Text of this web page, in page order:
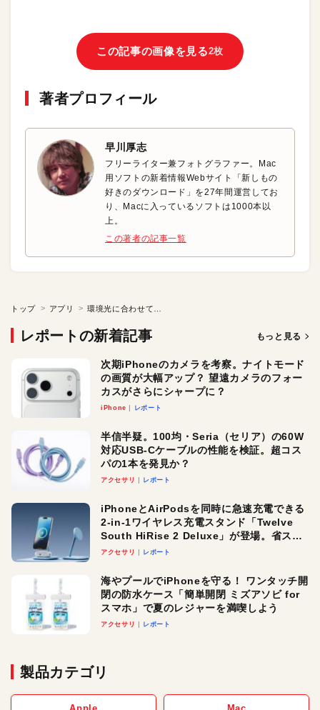
この記事の画像を見る2枚
著者プロフィール
早川厚志
フリーライター兼フォトグラファー。Mac
用ソフトの新着情報Webサイト「新しもの
好きのダウンロード」を27年間運営してお
り、Macに入っているソフトは1000本以
上。
この著者の記事一覧
トップ アプリ
レポートの新着記事 もっと見る
次期iPhoneのカメラを考察。ナイトモード
の画質が大幅アップ？ 望遠カメラのフォー
カスがさらにシャープに？
iPhone レポート
半信半疑。100均・Seria（セリア）の60W
対応USB-Cケーブルの性能を検証。超コス
パの1本を発見か？
アクセサリ レポート
iPhoneとAirPodsを同時に急速充電できる
2-in-1ワイヤレス充電スタンド「Twelve
South HiRise 2 Deluxe」が登場。省スペ
ースでおしゃれに充電したい人にオスス
アクセサリ レポート
海やプールでiPhoneを守る！ ワンタッチ開
閉の防水ケース「簡単開閉 ミズアソビ for
スマホ」で夏のレジャーを満喫しよう
アクセサリ レポート
製品カテゴリ